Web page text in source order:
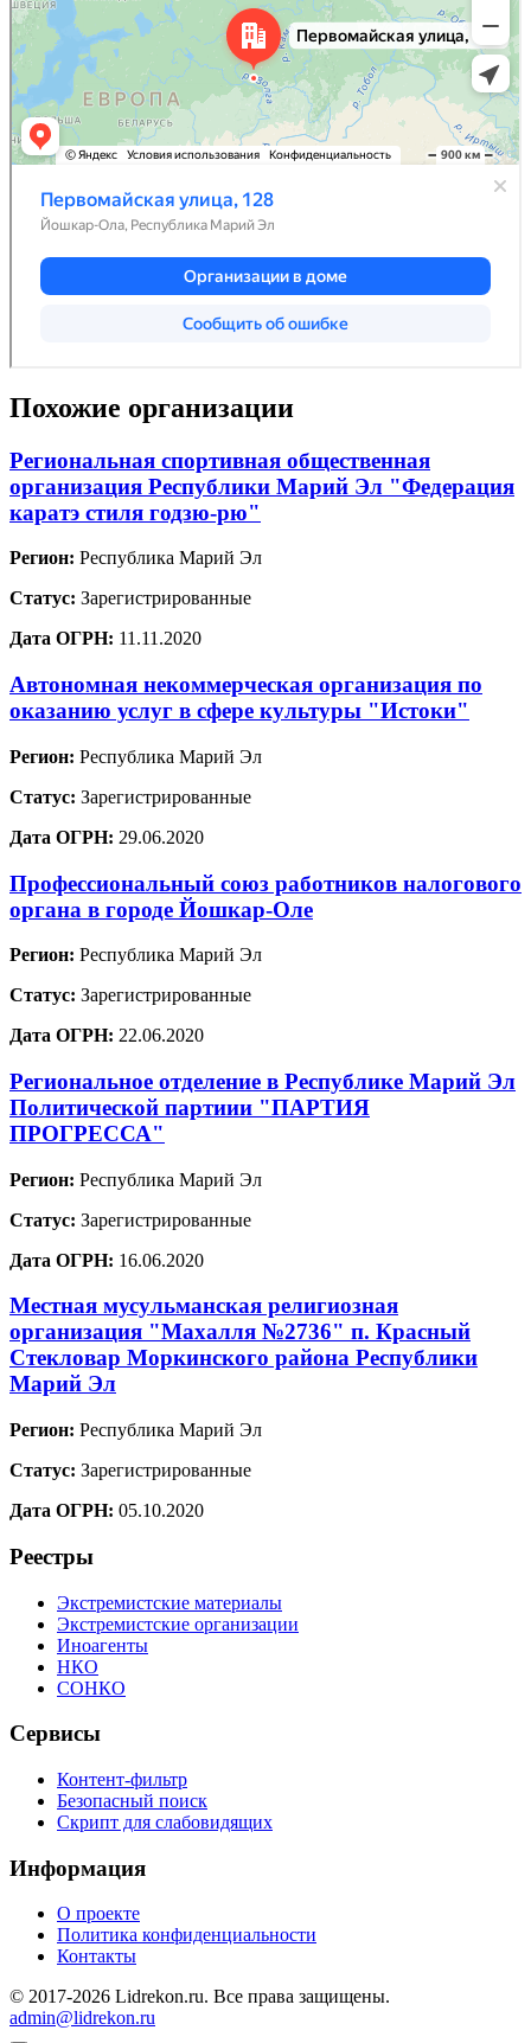
Похожие организации
Региональная спортивная общественная
организация Республики Марий Эл "Федерация
каратэ стиля годзю-рю"
Регион: Республика Марий Эл
Статус: Зарегистрированные
Дата ОГРН: 11.11.2020
Автономная некоммерческая организация по
оказанию услуг в сфере культуры "Истоки"
Регион: Республика Марий Эл
Статус: Зарегистрированные
Дата ОГРН: 29.06.2020
Профессиональный союз работников налогового
органа в городе Йошкар-Оле
Регион: Республика Марий Эл
Статус: Зарегистрированные
Дата ОГРН: 22.06.2020
Региональное отделение в Республике Марий Эл
Политической партиии "ПАРТИЯ
ПРОГРЕССА"
Регион: Республика Марий Эл
Статус: Зарегистрированные
Дата ОГРН: 16.06.2020
Местная мусульманская религиозная
организация "Махалля №2736" п. Красный
Стекловар Моркинского района Республики
Марий Эл
Регион: Республика Марий Эл
Статус: Зарегистрированные
Дата ОГРН: 05.10.2020
Реестры
Экстремистские материалы
Экстремистские организации
Иноагенты
НКО
СОНКО
Сервисы
Контент-фильтр
Безопасный поиск
Скрипт для слабовидящих
Информация
О проекте
Политика конфиденциальности
Контакты
© 2017-2026 Lidrekon.ru. Все права защищены.
admin@lidrekon.ru